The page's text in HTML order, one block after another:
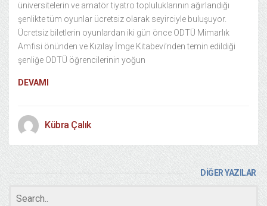
üniversitelerin ve amatör tiyatro topluluklarının ağırlandığı
şenlikte tüm oyunlar ücretsiz olarak seyirciyle buluşuyor.
Ücretsiz biletlerin oyunlardan iki gün önce ODTÜ Mimarlık
Amfisi önünden ve Kızılay İmge Kitabevi’nden temin edildiği
şenliğe ODTÜ öğrencilerinin yoğun
DEVAMI
Kübra Çalık
DİĞER YAZILAR